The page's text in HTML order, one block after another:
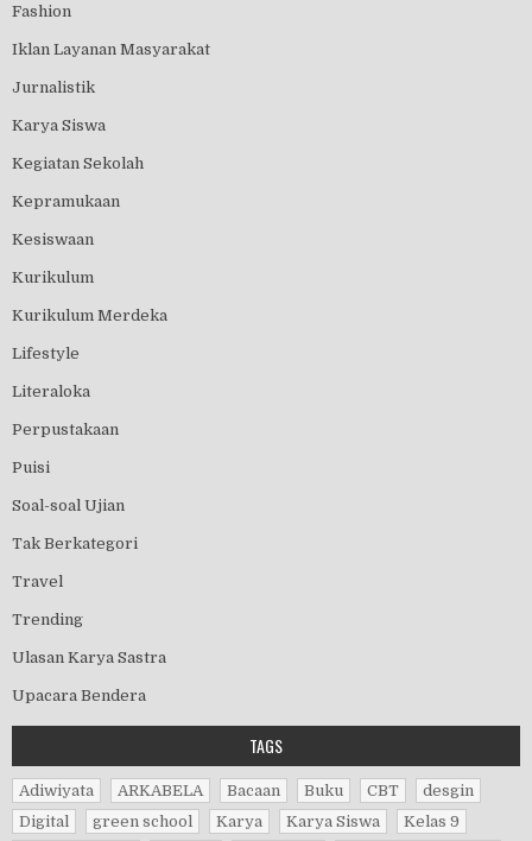
Fashion
Iklan Layanan Masyarakat
Jurnalistik
Karya Siswa
Kegiatan Sekolah
Kepramukaan
Kesiswaan
Kurikulum
Kurikulum Merdeka
Lifestyle
Literaloka
Perpustakaan
Puisi
Soal-soal Ujian
Tak Berkategori
Travel
Trending
Ulasan Karya Sastra
Upacara Bendera
TAGS
Adiwiyata ARKABELA Bacaan Buku CBT
desgin
Digital
green school Karya Karya Siswa
Kelas 9